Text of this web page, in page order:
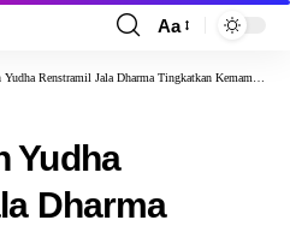
Aa
Jala Dharma Tingkatkan Kemampuan Pasis Analisa Lingkungan Strategis
Yudha
Dharma